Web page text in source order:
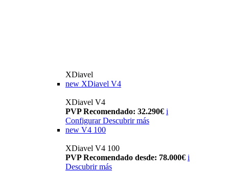
XDiavel
new XDiavel V4
XDiavel V4
PVP Recomendado: 32.290€ i
Configurar Descubrir más
new V4 100
XDiavel V4 100
PVP Recomendado desde: 78.000€ i
Descubrir más